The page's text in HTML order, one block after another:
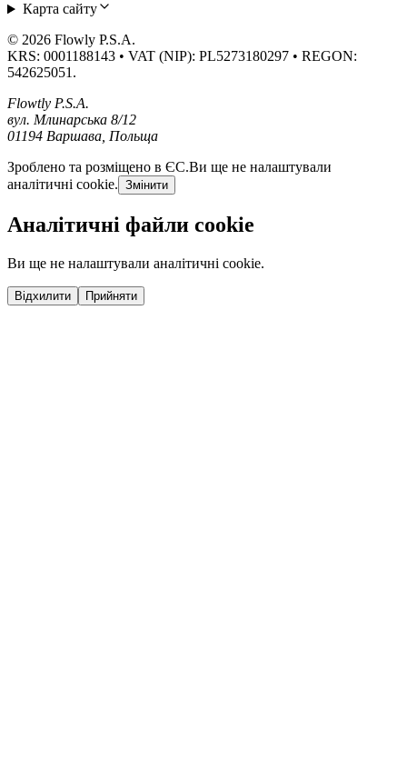
Карта сайту
© 2026 Flowly P.S.A.
KRS: 0001188143 • VAT (NIP): PL5273180297 • REGON:
542625051.
Flowtly P.S.A.
вул. Млинарська 8/12
01194 Варшава, Польща
Зроблено та розміщено в ЄС.Ви ще не налаштували
аналітичні cookie. Змінити
Аналітичні файли cookie
Ви ще не налаштували аналітичні cookie.
Відхилити Прийняти